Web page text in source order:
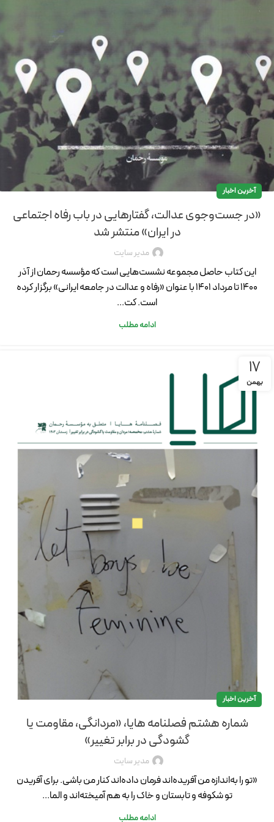
آخرین اخبار
«در جست‌وجوی عدالت، گفتارهایی در باب رفاه اجتماعی
در ایران» منتشر شد
مدیر سایت
این کتاب حاصل مجموعه نشست‌هایی است که مؤسسه رحمان از آذر
۱۴۰۰ تا مرداد ۱۴۰۱ با عنوان «رفاه و عدالت در جامعه ایرانی» برگزار کرده
است. کت...
ادامه مطلب
17
بهمن
آخرین اخبار
شماره هشتم فصلنامه هایا، «مردانگی، مقاومت یا
گشودگی در برابر تغییر»
مدیر سایت
«تو را به‌اندازه من آفریده‌اند فرمان داده‌اند کنار من باشی. برای آفریدن
تو شکوفه و تابستان و خاک را به هم آمیخته‌اند و الما...
ادامه مطلب